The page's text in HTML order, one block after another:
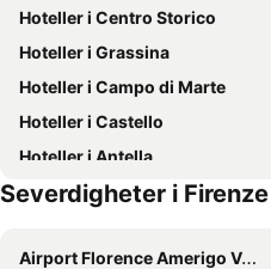
c-hotels Diplomat
iQ Hotel Firenze
NH Firenze
25hours Hotel Florence Piazza San Paolino
Hotel Grifone Firenze
Hotel Croce di Malta
B&B Hotel Firenze Pitti Palace al Ponte Vecchio
Hoteller i Centro Storico
Hoteller i Grassina
Hoteller i Campo di Marte
Hoteller i Castello
Hoteller i Antella
Severdigheter i Firenze
Airport Florence Amerigo Vespucci